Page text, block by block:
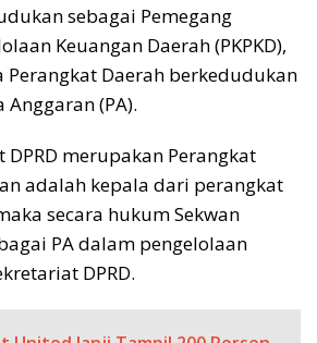
sebagai Pemegang
Keuangan Daerah (PKPKD),
Perangkat Daerah berkedudukan
(PA).
DPRD merupakan Perangkat
adalah kepala dari perangkat
secara hukum Sekwan
PA dalam pengelolaan
DPRD.